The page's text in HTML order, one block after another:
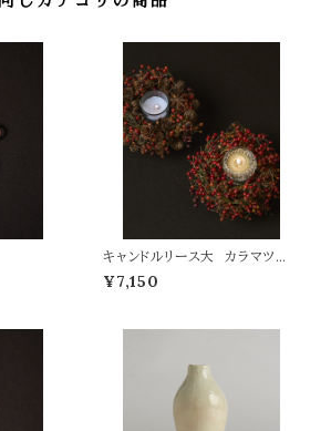
キャンドルリース大 カラマツの
リース
¥7,150